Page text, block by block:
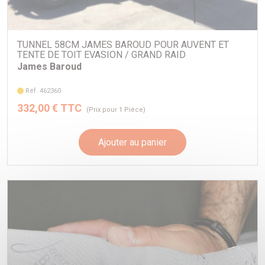
TUNNEL 58CM JAMES BAROUD POUR AUVENT ET
TENTE DE TOIT EVASION / GRAND RAID
James Baroud
Réf. 462360
332,00 € TTC (Prix pour 1 Pièce)
Ajouter au panier